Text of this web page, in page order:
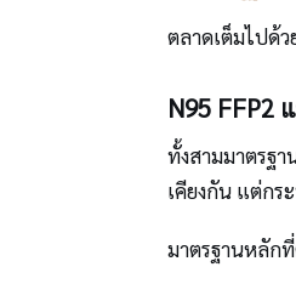
ตลาดเต็มไปด้
N95 FFP2
ทั้งสามมาตรฐ
เคียงกัน แต่กร
มาตรฐานหลัก